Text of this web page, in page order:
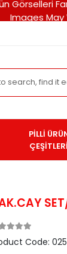
Images May
PİLLİ
ÇEŞİTLERİ
Code: